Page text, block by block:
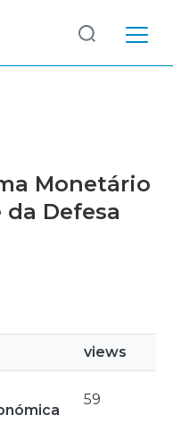
Monetário
Defesa
views
59